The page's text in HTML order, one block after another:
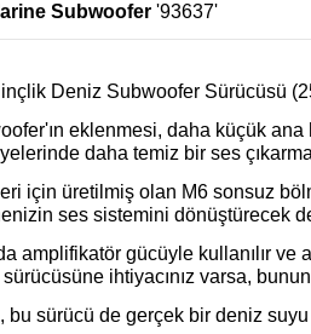
Subwoofer '93637'
Deniz Subwoofer Sürücüsü
eklenmesi, daha küçük
daha temiz bir ses
için üretilmiş olan M6 sonsuz
ses sistemini dönüştürecek
amplifikatör gücüyle kullanılır
ihtiyacınız varsa,
sürücü de gerçek bir deniz